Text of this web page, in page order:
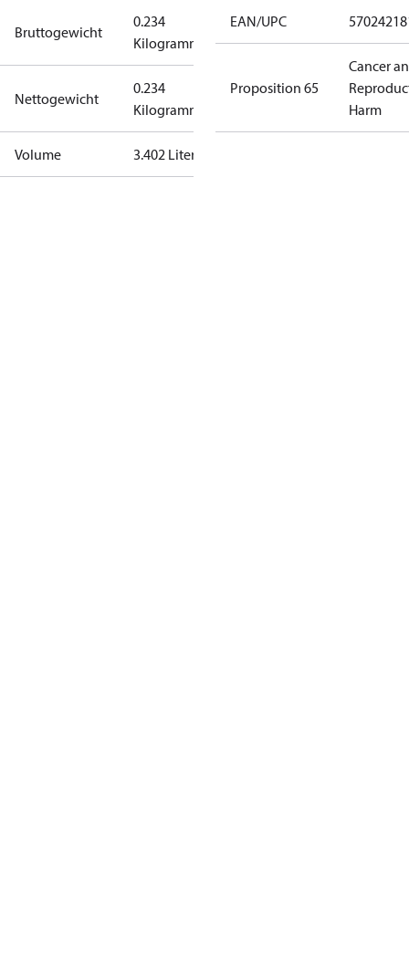
Bruttogewicht
0.234
Kilogramm
Nettogewicht
0.234
Kilogramm
Volume 3.402 Liter
EAN/UPC
Proposition 65
Cancer
Harm